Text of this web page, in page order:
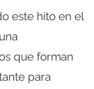
este hito en el
que forman
para